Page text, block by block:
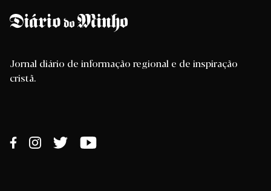
Jornal diário de informação regional e de inspiração
cristã.